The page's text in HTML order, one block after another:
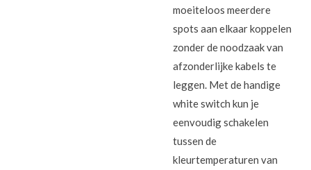
moeiteloos meerdere
spots aan elkaar koppelen
zonder de noodzaak van
afzonderlijke kabels te
leggen. Met de handige
white switch kun je
eenvoudig schakelen
tussen de
kleurtemperaturen van